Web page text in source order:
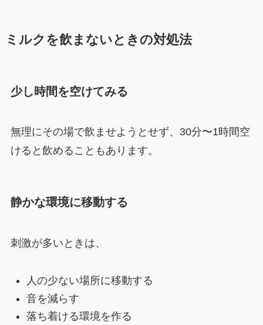
ミルクを飲まないときの対処法
少し時間を空けてみる
無理にその場で飲ませようとせず、30分〜1時間空
けると飲めることもあります。
静かな環境に移動する
刺激が多いときは、
人の少ない場所に移動する
音を減らす
落ち着ける環境を作る